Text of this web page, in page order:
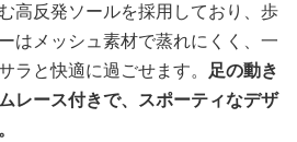
高反発ソールを採用しており、歩
はメッシュ素材で蒸れにくく、一
ラと快適に過ごせます。 足の動き
レース付きで、スポーティなデザ